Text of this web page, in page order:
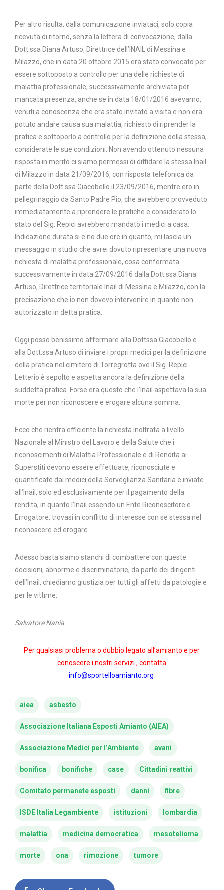
Per altro risulta, dalla comunicazione inviataci, solo copia
ricevuta di ritorno, senza la lettera di convocazione, dalla
Dott.ssa Diana Artuso, Direttrice dell’INAIL di Messina e
Milazzo, che in data 20 ottobre 2015 era stato convocato per
essere sottoposto a controllo per una delle richieste di
malattia professionale, successivamente archiviata per
mancata presenza, anche se in data 18/01/2016 avevamo,
venuti a conoscenza che era stato invitato a visita e non era
potuto andare causa sua malattia, richiesto di riprender la
pratica e sottoporlo a controllo per la definizione della stessa,
considerate le sue condizioni. Non avendo ottenuto nessuna
risposta in merito ci siamo permessi di diffidare la stessa Inail
di Milazzo in data 21/09/2016, con risposta telefonica da
parte della Dott.ssa Giacobello il 23/09/2016, mentre ero in
pellegrinaggio da Santo Padre Pio, che avrebbero provveduto
immediatamente a riprendere le pratiche e considerato lo
stato del Sig. Repici avrebbero mandato i medici a casa.
Indicazione durata si e no due ore in quanto, mi lascia un
messaggio in studio che avrei dovuto ripresentare una nuova
richiesta di malattia professionale, cosa confermata
successivamente in data 27/09/2016 dalla Dott.ssa Diana
Artuso, Direttrice territoriale Inail di Messina e Milazzo, con la
precisazione che io non dovevo intervenire in quanto non
autorizzato in detta pratica.
Oggi posso benissimo affermare alla Dottssa Giacobello e
alla Dott.ssa Artuso di inviare i propri medici per la definizione
della pratica nel cimitero di Torregrotta ove il Sig. Repici
Letterio è sepolto e aspetta ancora la definizione della
suddetta pratica. Forse era questo che l’Inail aspettava la sua
morte per non riconoscere e erogare alcuna somma.
Ecco che rientra efficiente la richiesta inoltrata a livello
Nazionale al Ministro del Lavoro e della Salute che i
riconoscimenti di Malattia Professionale e di Rendita ai
Superstiti devono essere effettuate, riconosciute e
quantificate dai medici della Sorveglianza Sanitaria e inviate
all’Inail, solo ed esclusivamente per il pagamento della
rendita, in quanto l’Inail essendo un Ente Riconoscitore e
Errogatore, trovasi in conflitto di interesse con se stessa nel
riconoscere ed erogare.
Adesso basta siamo stanchi di combattere con queste
decisioni, abnorme e discriminatorie, da parte dei dirigenti
dell’Inail, chiediamo giustizia per tutti gli affetti da patologie e
per le vittime.
Salvatore Nania
Per qualsiasi problema o dubbio legato all’amianto e per
conoscere i nostri servizi , contatta
info@sportelloamianto.org
aiea asbesto
Associazione Italiana Esposti Amianto (AIEA)
Associazione Medici per l’Ambiente avani
bonifica bonifiche case Cittadini reattivi
Comitato permanete esposti danni fibre
ISDE Italia Legambiente istituzioni lombardia
malattia medicina democratica mesotelioma
morte ona rimozione tumore